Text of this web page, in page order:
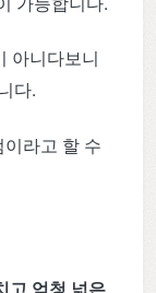
아니다보니
다.
라고 할 수